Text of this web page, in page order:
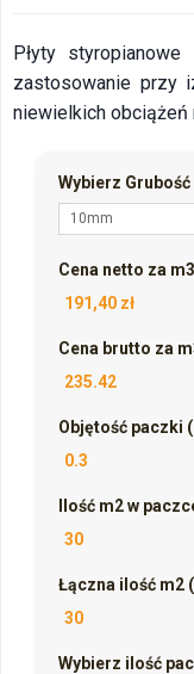
Płyty
zastosowanie przy
niewielkich obciążeń
Wybierz Grubość
10mm
Cena netto za m3
191,40 zł
Cena brutto za
235.42
Objętość paczki
0.3
Ilość m2 w
30
Łączna ilość m2
30
Wybierz ilość